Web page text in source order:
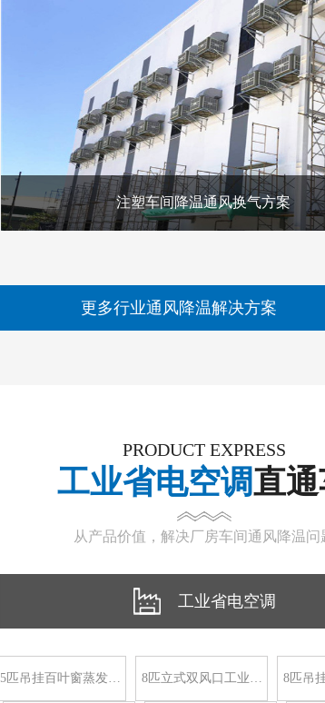
注塑车间降温通风换气方案
更多行业通风降温解决方案
PRODUCT EXPRESS
工业省电空调直
从产品价值，解决厂房车间通风降温问
工业省电空调
5匹吊挂百叶窗蒸发… 8匹立式双风口工业… 8匹吊